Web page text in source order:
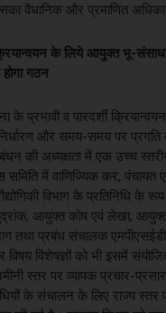
वैधानिक और प्रमाणित
के लिये आयुक्त भू-
गठन
के प्रभावी व पारदर्शी
और समय-समय पर प्रगति
की अध्यक्षता में एक उच्च
में वाणिज्यिक कर, पंचायत
विभाग के प्रतिनिधि के
आयुक्त कोष एवं लेखा,
तथा प्रबंध संचालक
विषय विशेषज्ञों को भी इसमें
स्तर पर व्यापक प्रचार-
के संचालन के लिए राज्य